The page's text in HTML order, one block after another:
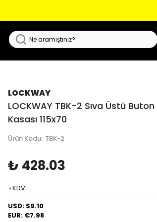
LOCKWAY
LOCKWAY TBK-2 Sıva Üstü Buton
Kasası 115x70
Ürün Kodu: TBK-2
₺ 428.03
+KDV
USD: $9.10
EUR: €7.98